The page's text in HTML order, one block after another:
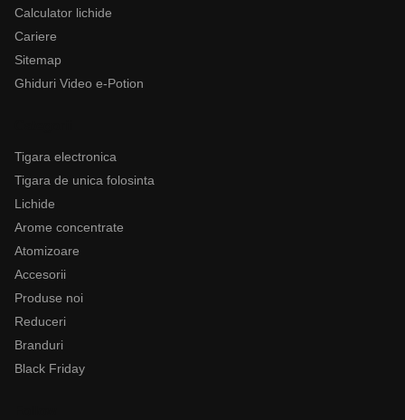
Calculator lichide
Cariere
Sitemap
Ghiduri Video e-Potion
Tigara electronica
Tigara de unica folosinta
Lichide
Arome concentrate
Atomizoare
Accesorii
Produse noi
Reduceri
Branduri
Black Friday